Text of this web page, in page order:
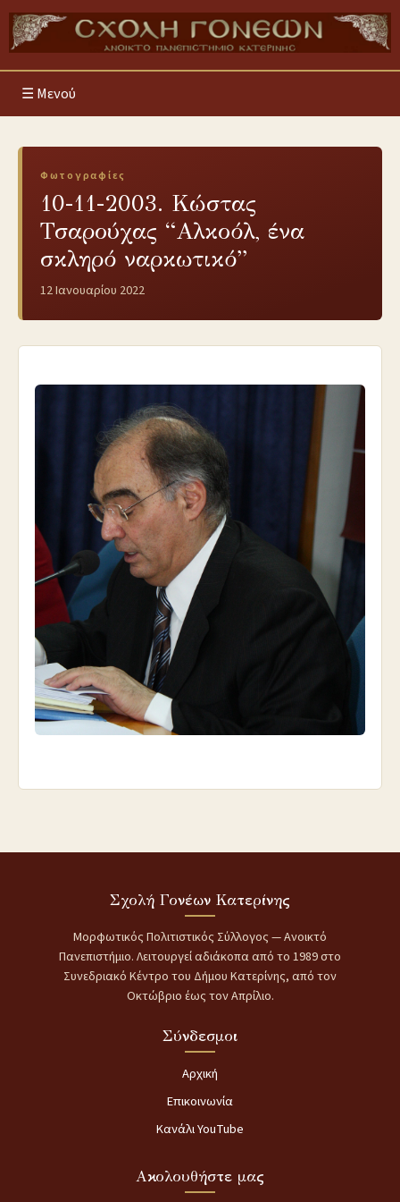
Μενού
Φωτογραφίες
10-11-2003. Κώστας
Τσαρούχας “Αλκοόλ, ένα
σκληρό ναρκωτικό”
12 Ιανουαρίου 2022
Σχολή Γονέων Κατερίνης
Μορφωτικός Πολιτιστικός Σύλλογος — Ανοικτό
Πανεπιστήμιο. Λειτουργεί αδιάκοπα από το 1989 στο
Συνεδριακό Κέντρο του Δήμου Κατερίνης, από τον
Οκτώβριο έως τον Απρίλιο.
Σύνδεσμοι
Αρχική
Επικοινωνία
Κανάλι YouTube
Ακολουθήστε μας